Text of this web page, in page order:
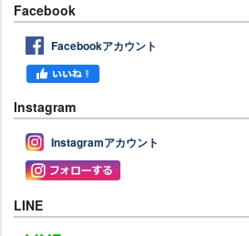
Facebook
Facebookアカウント
Instagram
Instagramアカウント
LINE